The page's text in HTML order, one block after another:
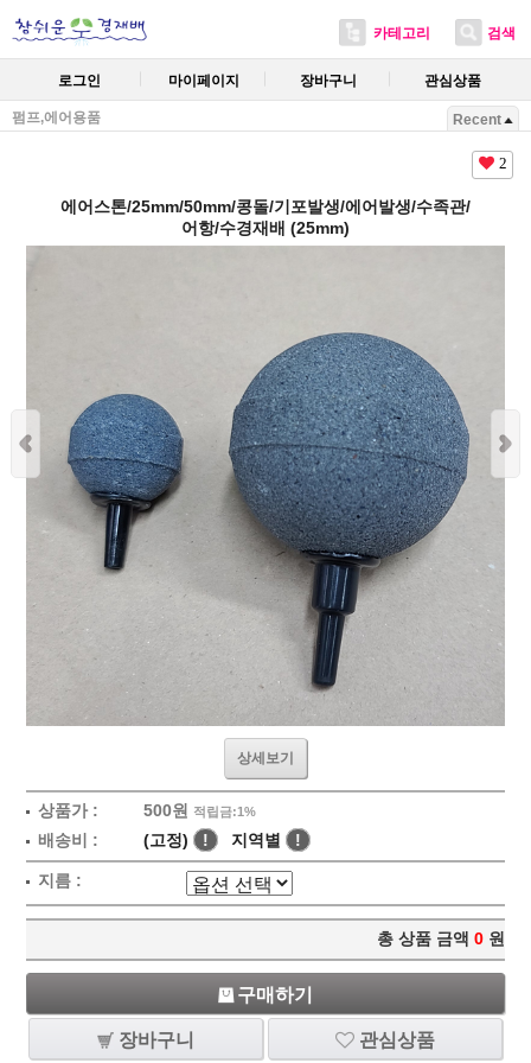
카테고리 검색
로그인 마이페이지 장바구니 관심상품
펌프,에어용품 Recent
2
에어스톤/25mm/50mm/콩돌/기포발생/에어발생/수족관/
어항/수경재배 (25mm)
상세보기
상품가 : 500원 적립금:1%
배송비 : (고정) ! 지역별 !
지름 :
총 상품 금액 0 원
구매하기
장바구니 관심상품